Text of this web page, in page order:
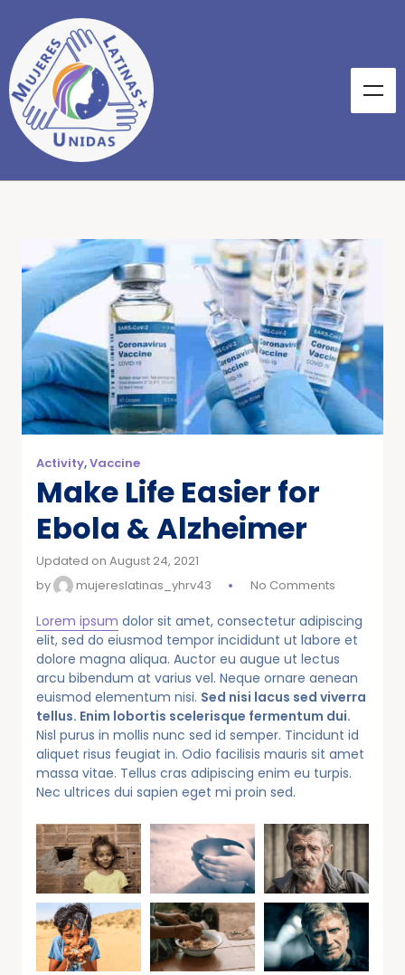
Activity,Vaccine
Make Life Easier for
Ebola & Alzheimer
Updated on August 24, 2021
by
mujereslatinas_yhrv43 No Comments
Lorem ipsum dolor sit amet, consectetur adipiscing
elit, sed do eiusmod tempor incididunt ut labore et
dolore magna aliqua. Auctor eu augue ut lectus
arcu bibendum at varius vel. Neque ornare aenean
euismod elementum nisi. Sed nisi lacus sed viverra
tellus. Enim lobortis scelerisque fermentum dui.
Nisl purus in mollis nunc sed id semper. Tincidunt id
aliquet risus feugiat in. Odio facilisis mauris sit amet
massa vitae. Tellus cras adipiscing enim eu turpis.
Nec ultrices dui sapien eget mi proin sed.